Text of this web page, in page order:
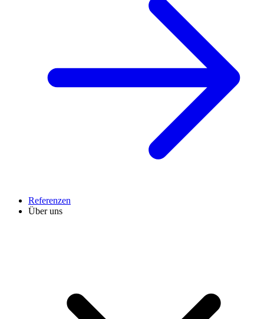
Referenzen
Über uns